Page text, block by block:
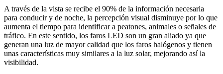
A través de la vista se recibe el 90% de la información necesaria
para conducir y de noche, la percepción visual disminuye por lo que
aumenta el tiempo para identificar a peatones, animales o señales de
tráfico. En este sentido, los faros LED son un gran aliado ya que
generan una luz de mayor calidad que los faros halógenos y tienen
unas características muy similares a la luz solar, mejorando así la
visibilidad.